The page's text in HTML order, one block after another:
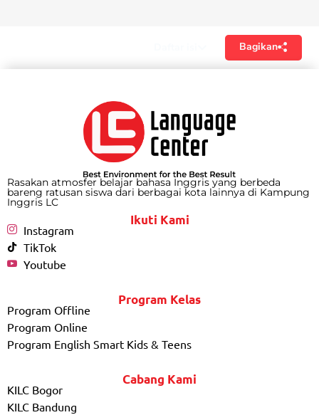
Bagikan
Rasakan atmosfer belajar bahasa Inggris yang berbeda
bareng ratusan siswa dari berbagai kota lainnya di Kampung
Inggris LC
Ikuti Kami
Instagram
TikTok
Youtube
Program Kelas
Program Offline
Program Online
Program English Smart Kids & Teens
Cabang Kami
KILC Bogor
KILC Bandung